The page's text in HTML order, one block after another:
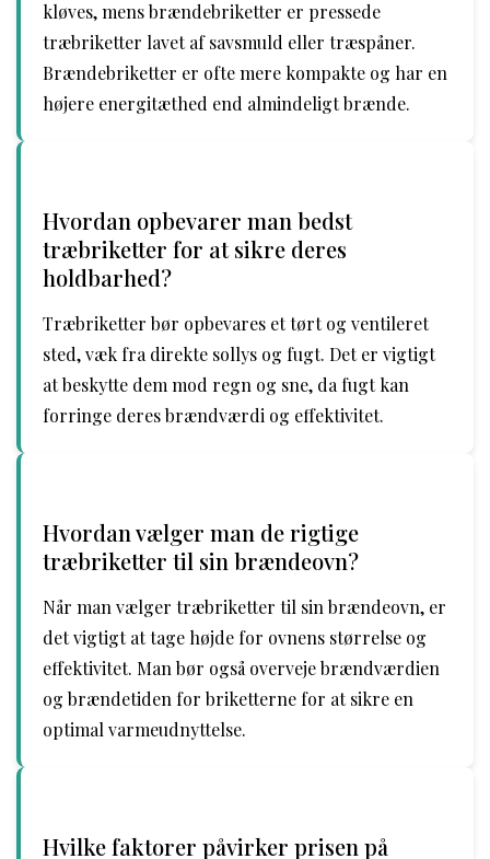
kløves, mens brændebriketter er pressede
træbriketter lavet af savsmuld eller træspåner.
Brændebriketter er ofte mere kompakte og har en
højere energitæthed end almindeligt brænde.
Hvordan opbevarer man bedst
træbriketter for at sikre deres
holdbarhed?
Træbriketter bør opbevares et tørt og ventileret
sted, væk fra direkte sollys og fugt. Det er vigtigt
at beskytte dem mod regn og sne, da fugt kan
forringe deres brændværdi og effektivitet.
Hvordan vælger man de rigtige
træbriketter til sin brændeovn?
Når man vælger træbriketter til sin brændeovn, er
det vigtigt at tage højde for ovnens størrelse og
effektivitet. Man bør også overveje brændværdien
og brændetiden for briketterne for at sikre en
optimal varmeudnyttelse.
Hvilke faktorer påvirker prisen på